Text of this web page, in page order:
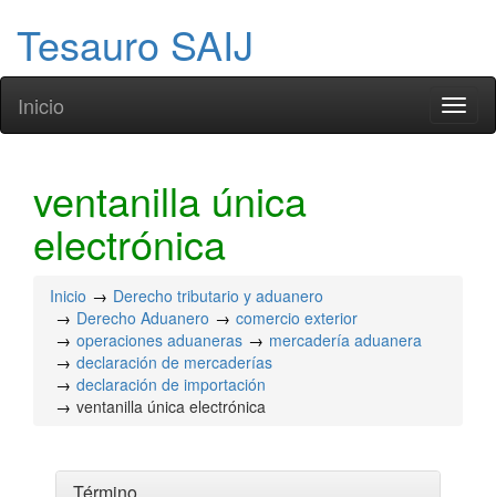
Tesauro SAIJ
Inicio
ventanilla única
electrónica
Inicio
Derecho tributario y aduanero
Derecho Aduanero
comercio exterior
operaciones aduaneras
mercadería aduanera
declaración de mercaderías
declaración de importación
ventanilla única electrónica